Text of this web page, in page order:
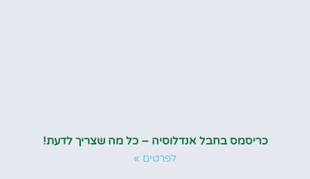
כריסמס בחבל אנדלוסיה – כל מה שצריך לדעת!
לפרטים »